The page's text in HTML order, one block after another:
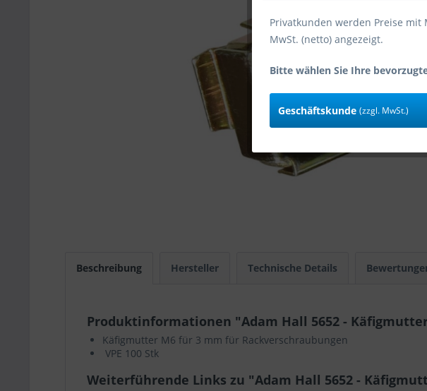
Beschreibung Hersteller Technische Details
Produktinformationen "Adam Hall 5652 - Käfigmutter
Käfigmutter M6 für 3 mm für Rackverschraubungen
VPE 100 Stk
Weiterführende Links zu "Adam Hall 5652 -
Privatkunden werden Preise mit
MwSt. (netto) angezeigt.
Bitte wählen Sie Ihre
Geschäftskunde (zzgl. MwSt.)